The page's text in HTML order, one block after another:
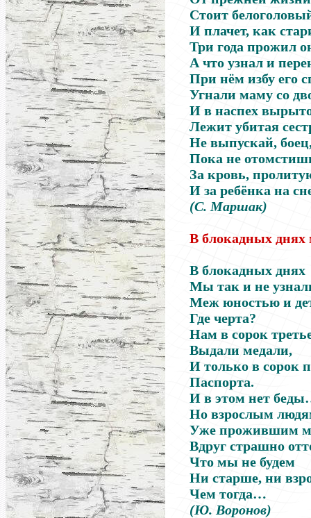
Стоит
И плачет, как
Три года прожил
А что узнал и
При нём избу его
Угнали маму со
И в наспех
Лежит убитая
Не выпускай,
Пока не
За кровь,
И за ребёнка на
(С. Маршак)
В блокадных
В блокадных днях
Мы так и не
Меж юностью и
Где черта?
Нам в сорок
Выдали медали,
И только в сорок
Паспорта.
И в этом нет
Но взрослым
Уже прожившим
Вдруг страшно
Что мы не будем
Ни старше, ни
Чем тогда…
(Ю. Воронов)